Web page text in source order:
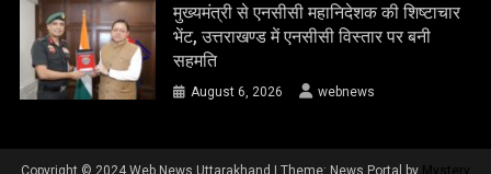
मुख्यमंत्री से एनसीसी महानिदेशक की शिष्टाचार
भेंट, उत्तराखण्ड में एनसीसी विस्तार पर बनी
सहमति
August 6, 2026 webnews
Copyright © 2024 Web News Uttarakhand | Theme: News Portal by Mystery